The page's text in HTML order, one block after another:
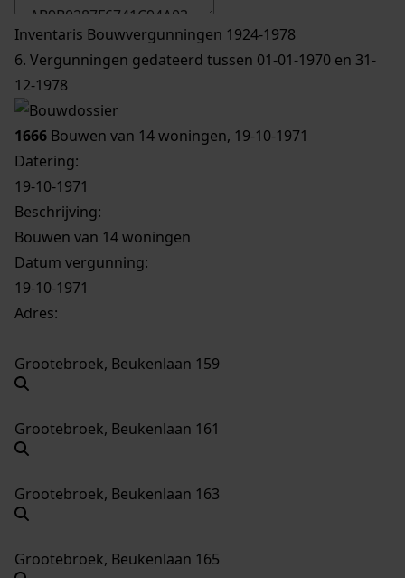
Inventaris Bouwvergunningen 1924-1978
6. Vergunningen gedateerd tussen 01-01-1970 en 31-
12-1978
1666 Bouwen van 14 woningen, 19-10-1971
Datering:
19-10-1971
Beschrijving:
Bouwen van 14 woningen
Datum vergunning:
19-10-1971
Adres:
Grootebroek, Beukenlaan 159
Grootebroek, Beukenlaan 161
Grootebroek, Beukenlaan 163
Grootebroek, Beukenlaan 165